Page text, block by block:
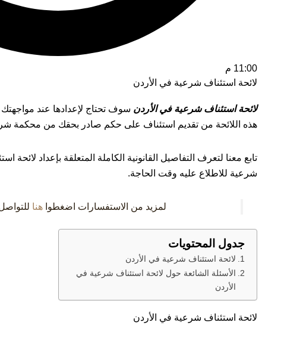
11:00 م
لائحة استئناف شرعية في الأردن
لائحة استئناف شرعية في الأردن سوف تحتاج لإعدادها عند
هذه اللائحة من تقديم استئناف على حكم صادر بحقك من محكمة
تابع معنا لتعرف التفاصيل القانونية الكاملة المتعلقة بإعداد
شرعية للاطلاع عليه وقت الحاجة.
لمزيد من الاستفسارات اضغطواهنا
جدول المحتويات
لائحة استئناف شرعية في الأردن
الأسئلة الشائعة حول لائحة استئناف شرعية في
الأردن
لائحة استئناف شرعية في الأردن